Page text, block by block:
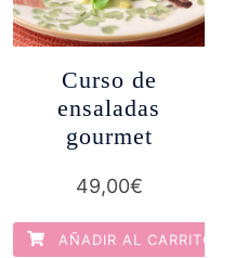
Curso de
ensaladas
gourmet
49,00€
AÑADIR AL CARRITO